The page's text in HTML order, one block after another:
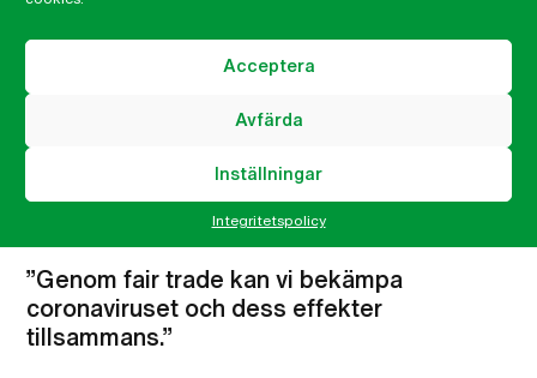
Acceptera
Avfärda
Inställningar
Integritetspolicy
”Genom fair trade kan vi bekämpa
coronaviruset och dess effekter
tillsammans.”